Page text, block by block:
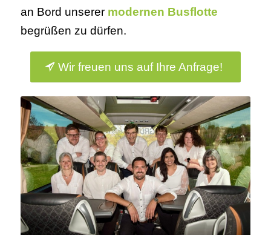
an Bord unserer modernen Busflotte
begrüßen zu dürfen.
Wir freuen uns auf Ihre Anfrage!